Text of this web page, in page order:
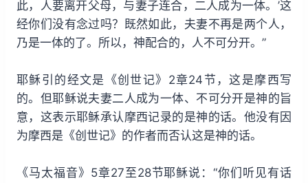
此，人要离开父母，与妻子连合，二人成为一体。’这
经你们没有念过吗？既然如此，夫妻不再是两个人，
乃是一体的了。所以，神配合的，人不可分开。”
耶稣引的经文是《创世记》2章24节，这是摩西写
的。但耶稣说夫妻二人成为一体、不可分开是神的旨
意，这表示耶稣承认摩西记录的是神的话。他没有因
为摩西是《创世记》的作者而否认这是神的话。
《马太福音》5章27至28节耶稣说：“你们听见有话